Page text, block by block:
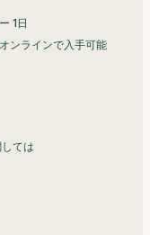
1日
オンラインで入手可能
ては